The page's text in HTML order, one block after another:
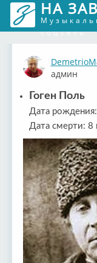
НА
соцсеть
админ
Гоген Поль
Дата
Дата смерти: 8